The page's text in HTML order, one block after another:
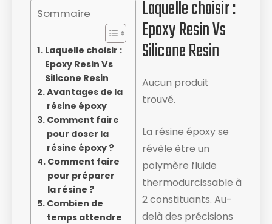
Sommaire
Laquelle choisir :
Epoxy Resin Vs
Silicone Resin
Avantages de la
résine époxy
Comment faire
pour doser la
résine époxy ?
Comment faire
pour préparer
la résine ?
Combien de
temps attendre
Laquelle choisir :
Epoxy Resin Vs
Silicone Resin
Aucun produit
trouvé.
La résine époxy se
révèle être un
polymère fluide
thermodurcissable à
2 constituants. Au-
delà des précisions